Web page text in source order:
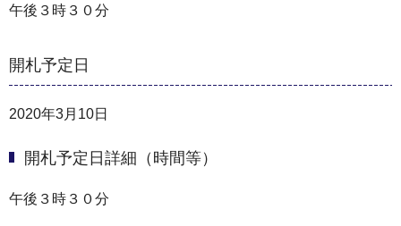
午後３時３０分
開札予定日
2020年3月10日
開札予定日詳細（時間等）
午後３時３０分